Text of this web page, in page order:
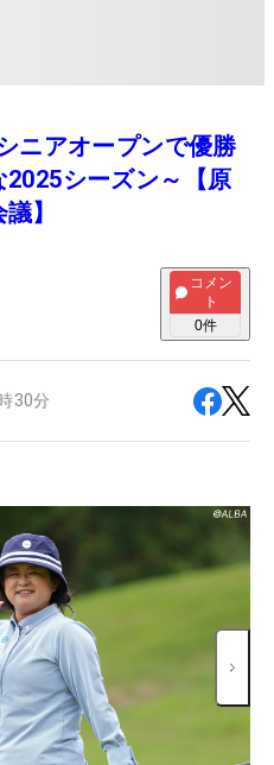
ニアオープンで優勝
2025シーズン～【原
】
コメン
ト
0件
30分